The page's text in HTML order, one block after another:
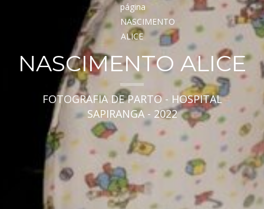
NASCIMENTO ALICE
FOTOGRAFIA DE PARTO - HOSPITAL
SAPIRANGA - 2022